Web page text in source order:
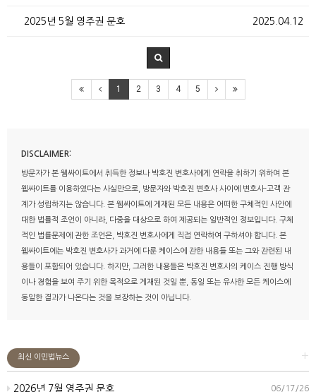
2025.04.12
2025년 5월 영주권 문호
1 2 3 4 5
DISCLAIMER:
방문자가 본 웹싸이트에서 취득한 정보나 박호진 변호사에게 연락을 취하기 위하여 본
웹싸이트를 이용하였다는 사실만으로, 방문자와 박호진 변호사 사이에 변호사-고객 관
계가 성립하지는 않습니다. 본 웹싸이트에 게재된 모든 내용은 어떠한 구체적인 사안에
대한 법률적 조언이 아니라, 다중을 대상으로 하여 제공되는 일반적인 정보입니다. 구체
적인 법률문제에 관한 조언은, 박호진 변호사에게 직접 연락하여 구하셔야 합니다. 본
웹싸이트에는 박호진 변호사가 과거에 다룬 케이스에 관한 내용들 또는 그와 관련된 내
용들이 포함되어 있습니다. 하지만, 그러한 내용들은 박호진 변호사의 케이스 진행 방식
이나 경험을 보여 주기 위한 목적으로 게재된 것일 뿐, 동일 또는 유사한 모든 케이스에
동일한 결과가 나온다는 것을 보장하는 것이 아닙니다.
+
최신 이민법뉴스
06/17/26
2026년 7월 영주권 문호